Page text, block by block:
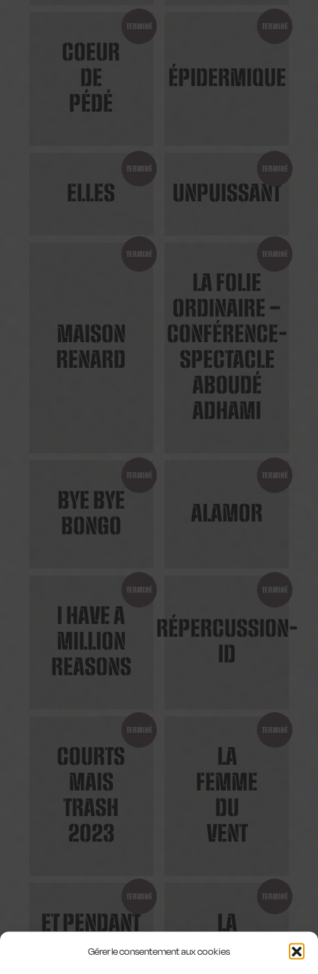
Gérer le consentement aux cookies
COEUR
DE
PÉDÉ
TERMINÉ
ÉPIDERMIQUE
TERMINÉ
ELLES
TERMINÉ
UNPUISSANT
TERMINÉ
MAISON
RENARD
TERMINÉ
LA FOLIE
ORDINAIRE –
CONFÉRENCE-
SPECTACLE
ABOUDÉ
ADHAMI
TERMINÉ
BYE BYE
BONGO
TERMINÉ
ALAMOR
TERMINÉ
I HAVE A
MILLION
REASONS
TERMINÉ
RÉPERCUSSION-
ID
TERMINÉ
COURTS
MAIS
TRASH
2023
TERMINÉ
LA
FEMME
DU
VENT
TERMINÉ
ET PENDANT
CE TEMPS-
TERMINÉ
LA
FERME
TERMINÉ